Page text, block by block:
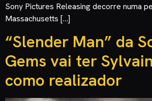
Sony Pictures Releasing decorre numa
Massachusetts […]
“Slender Man” da
Gems vai ter
como realizador